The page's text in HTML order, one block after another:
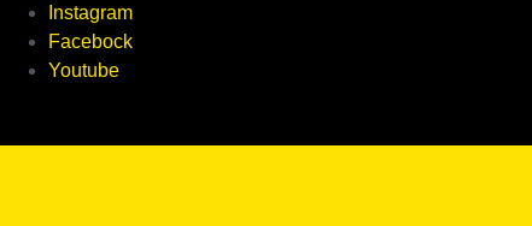
Instagram
Facebock
Youtube